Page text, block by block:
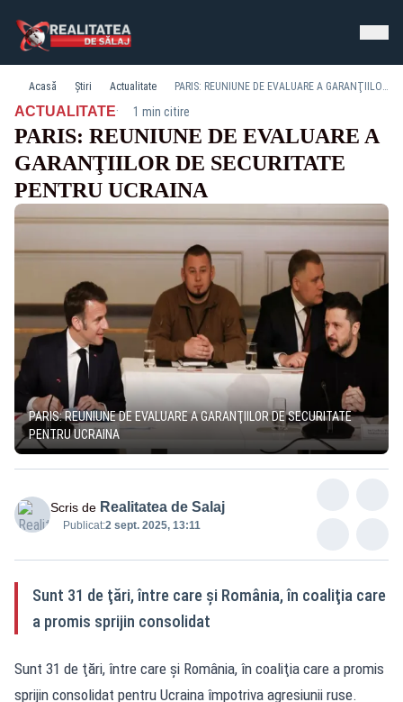
Acasă Știri Actualitate PARIS: REUNIUNE DE EVALUARE A GARANŢIILOR DE SECURITATE PENTRU UCRAINA
ACTUALITATE· 1 min citire
PARIS: REUNIUNE DE EVALUARE A
GARANŢIILOR DE SECURITATE
PENTRU UCRAINA
PARIS: REUNIUNE DE EVALUARE A GARANŢIILOR DE SECURITATE
PENTRU UCRAINA
Scris de Realitatea de Salaj
Publicat:2 sept. 2025, 13:11
Sunt 31 de ţări, între care şi România, în coaliţia care
a promis sprijin consolidat
Sunt 31 de ţări, între care şi România, în coaliţia care a promis
sprijin consolidat pentru Ucraina împotriva agresiunii ruse.